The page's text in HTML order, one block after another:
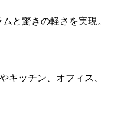
と驚きの軽さを実現。
キッチン、オフィス、